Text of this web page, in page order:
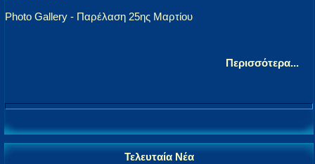
Photo Gallery - Παρέλαση 25ης Μαρτίου
Περισσότερα...
Τελευταία Νέα